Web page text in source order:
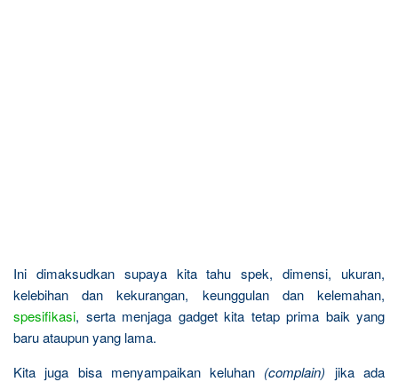
Ini dimaksudkan supaya kita tahu spek, dimensi, ukuran,
kelebihan dan kekurangan, keunggulan dan kelemahan,
spesifikasi, serta menjaga gadget kita tetap prima baik yang
baru ataupun yang lama.
Kita juga bisa menyampaikan keluhan (complain) jika ada